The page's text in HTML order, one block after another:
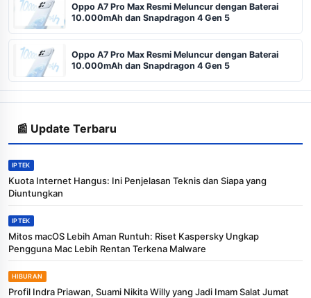
Oppo A7 Pro Max Resmi Meluncur dengan Baterai
10.000mAh dan Snapdragon 4 Gen 5
Oppo A7 Pro Max Resmi Meluncur dengan Baterai
10.000mAh dan Snapdragon 4 Gen 5
📰 Update Terbaru
IPTEK
Kuota Internet Hangus: Ini Penjelasan Teknis dan Siapa yang
Diuntungkan
IPTEK
Mitos macOS Lebih Aman Runtuh: Riset Kaspersky Ungkap
Pengguna Mac Lebih Rentan Terkena Malware
HIBURAN
Profil Indra Priawan, Suami Nikita Willy yang Jadi Imam Salat Jumat